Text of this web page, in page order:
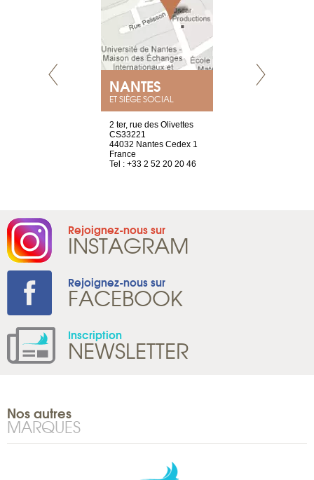
NANTES
ET SIÈGE SOCIAL
2 ter, rue des Olivettes
CS33221
44032 Nantes Cedex 1
France
Tel : +33 2 52 20 20 46
Rejoignez-nous sur
INSTAGRAM
Rejoignez-nous sur
FACEBOOK
Inscription
NEWSLETTER
Nos autres
MARQUES